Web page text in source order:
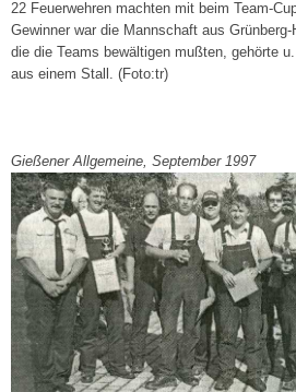
22 Feuerwehren machten mit beim Team-
Gewinner war die Mannschaft aus
die die Teams bewältigen mußten, gehörte
aus einem Stall. (Foto:tr)
Gießener Allgemeine, September 1997